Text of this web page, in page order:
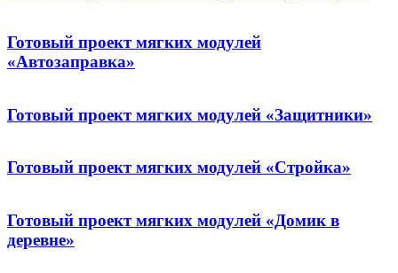
Готовый проект мягких модулей
«Автозаправка»
Готовый проект мягких модулей «Защитники»
Готовый проект мягких модулей «Стройка»
Готовый проект мягких модулей «Домик в
деревне»